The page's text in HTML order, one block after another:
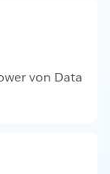
von Data